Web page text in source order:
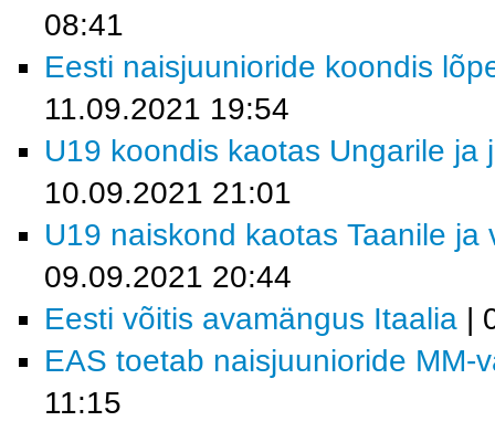
08:41
Eesti naisjuunioride koondis
11.09.2021 19:54
U19 koondis kaotas Ungarile ja
10.09.2021 21:01
U19 naiskond kaotas Taanile
09.09.2021 20:44
Eesti võitis avamängus Itaalia |
EAS toetab naisjuunioride MM-
11:15